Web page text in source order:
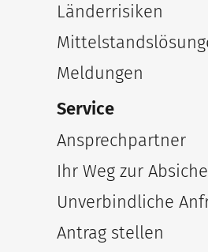
Länderrisiken
Meldungen
Service
Ansprechpartner
Ihr Weg zur
Unverbindliche
Antrag stellen